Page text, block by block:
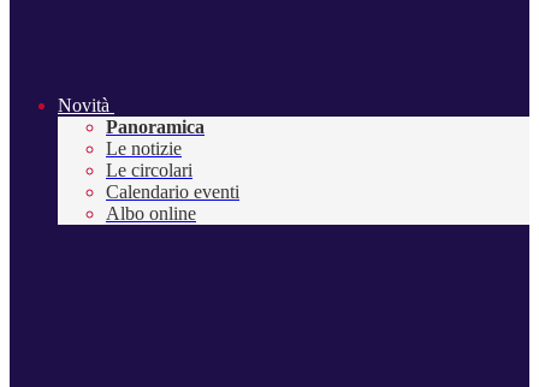
Novità
Panoramica
Le notizie
Le circolari
Calendario eventi
Albo online